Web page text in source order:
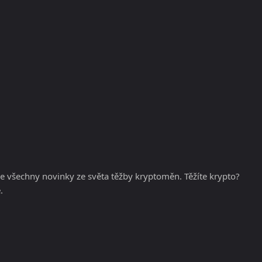
novinky ze světa těžby kryptoměn. Těžíte krypto?